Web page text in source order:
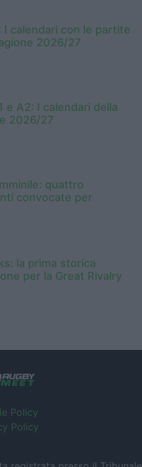
I calendari con le partite
2026/27
e A2: I calendari della
2026/27
quattro
convocate per
la prima storica
per la Great Rivalry
Policy
Policy